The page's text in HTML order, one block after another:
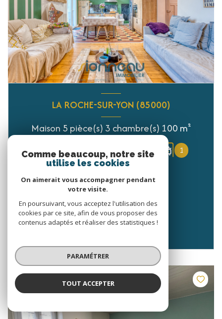
LA ROCHE-SUR-YON (85000)
Maison 5 pièce(s) 3 chambre(s) 100 m²
1 313 m² 1
252 000 €
VOIR LE BIEN
Comme beaucoup, notre site
utilise les cookies
On aimerait vous accompagner pendant
votre visite.
En poursuivant, vous acceptez l'utilisation des
cookies par ce site, afin de vous proposer des
contenus adaptés et réaliser des statistiques !
PARAMÉTRER
TOUT ACCEPTER